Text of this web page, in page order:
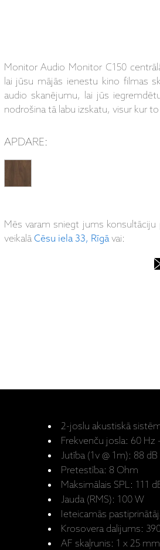
Monitor Audio Monitor C150
lai jūsu mājās ienestu kino filmas
audio skanējumu, lai jūs
nodrošina tā labu izskatu, visur kur
APDARE:
Mēs varam sniegt jums
veikalāCēsu iela 33, Rīgāvai:
2-joslu akustiskā
Frekvenču josla: 60 Hz
Jutība (1v @ 1m): 88 dB
Pretestība: 8 Ohm
Maksimālais SPL: 111
Jauda (RMS): 100 W
Ieteicamās
Krosovera dalijums:
AF skaļrunis: 1 x 25